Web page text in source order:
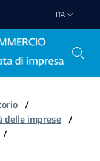
ITA
/
delle imprese /
/